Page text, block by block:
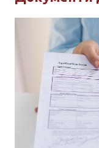
Документи